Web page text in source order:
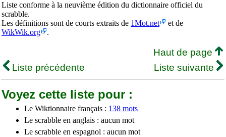
Liste conforme à la neuvième édition du dictionnaire officiel du
scrabble.
Les définitions sont de courts extraits de 1Mot.net
et de
WikWik.org
.
Haut de page
Liste précédente
Liste suivante
Voyez cette liste pour :
Le Wiktionnaire français : 138 mots
Le scrabble en anglais : aucun mot
Le scrabble en espagnol : aucun mot